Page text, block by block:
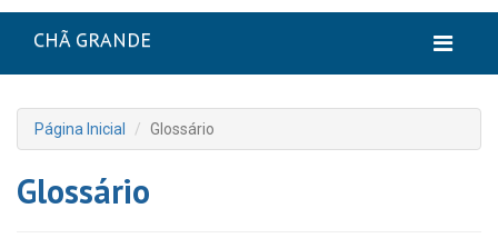
CHÃ GRANDE
Página Inicial Glossário
Glossário